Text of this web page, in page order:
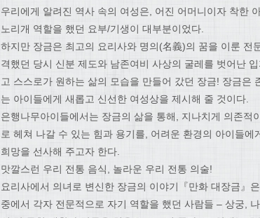
우리에게 알려진 역사 속의 여성은, 어진 어머니이자 착한
노리개 역할을 했던 요부/기생이 대부분이었다.
하지만 장금은 최고의 요리사와 명의(名義)의 꿈을 이룬 전
격했던 당시 신분 제도와 남존여비 사상의 굴레를 벗어난
고 스스로가 원하는 삶의 모습을 만들어 갔던 장금! 장금은
는 아이들에게 새롭고 신선한 여성상을 제시해 줄 것이다.
은행나무아이들에서는 장금의 삶을 통해, 지나치게 의존적
로 헤쳐 나갈 수 있는 힘과 용기를, 어려운 환경의 아이들
희망을 선사해 주고자 한다.
맛깔스런 우리 전통 음식, 놀라운 우리 전통 의술!
요리사에서 의녀로 변신한 장금의 이야기『만화 대장금』
중에서 각자 전문적으로 자기 역할을 했던 사람들 – 상궁,